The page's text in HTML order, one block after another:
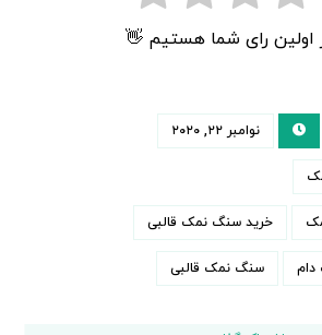
اولین رای شما هستیم 👋
نوامبر ۲۲, ۲۰۲۰
خرید سنگ نمک قالبی
سنگ نمک قالبی